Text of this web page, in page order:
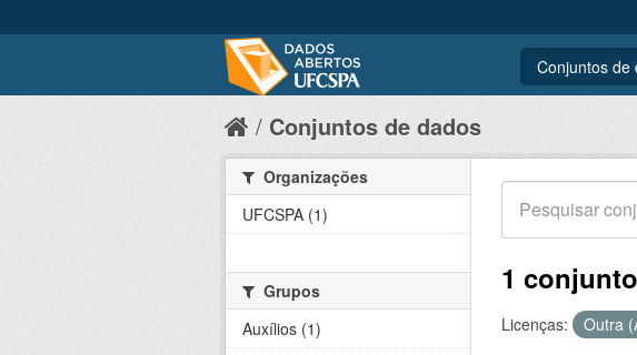
Conjuntos de
Conjuntos de dados
1
Licenças: Outra
Organizações
UFCSPA (1)
Grupos
Auxílios (1)